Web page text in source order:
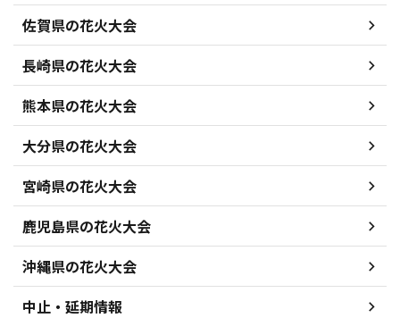
佐賀県の花火大会
長崎県の花火大会
熊本県の花火大会
大分県の花火大会
宮崎県の花火大会
鹿児島県の花火大会
沖縄県の花火大会
中止・延期情報